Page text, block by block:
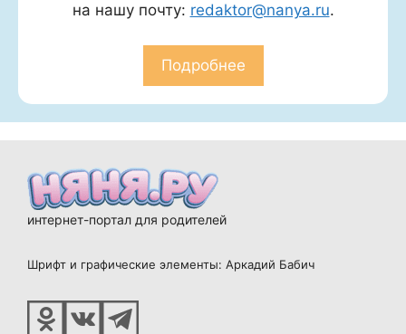
на нашу почту: redaktor@nanya.ru.
Подробнее
интернет-портал для родителей
Шрифт и графические элементы: Аркадий Бабич